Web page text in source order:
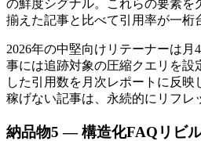
の鮮度シグナル。これらの要素を
揃えた記事と比べて引用率が一桁
2026年の中堅向けリテーナーは
事には追跡対象の圧縮クエリを設
した引用数を月次レポートに反映
稼げない記事は、永続的にリフレ
納品物5 — 構造化FAQリビ